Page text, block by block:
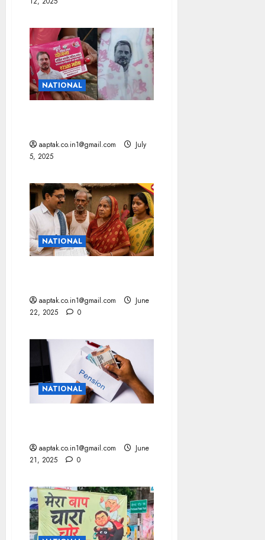
NATIONAL
aaptak.co.in1@gmail.com
July
5, 2025
NATIONAL
aaptak.co.in1@gmail.com
June
22, 2025
0
NATIONAL
aaptak.co.in1@gmail.com
June
21, 2025
0